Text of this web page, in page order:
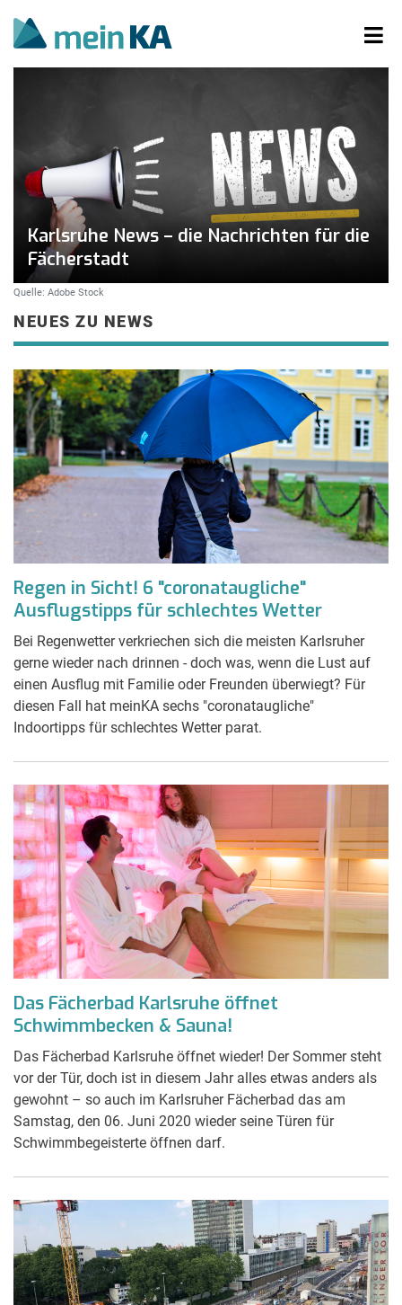
Karlsruhe News – die Nachrichten für die
Fächerstadt
Quelle: Adobe Stock
NEUES ZU NEWS
Regen in Sicht! 6 "coronataugliche"
Ausflugstipps für schlechtes Wetter
Bei Regenwetter verkriechen sich die meisten Karlsruher
gerne wieder nach drinnen - doch was, wenn die Lust auf
einen Ausflug mit Familie oder Freunden überwiegt? Für
diesen Fall hat meinKA sechs "coronataugliche"
Indoortipps für schlechtes Wetter parat.
Das Fächerbad Karlsruhe öffnet
Schwimmbecken & Sauna!
Das Fächerbad Karlsruhe öffnet wieder! Der Sommer steht
vor der Tür, doch ist in diesem Jahr alles etwas anders als
gewohnt – so auch im Karlsruher Fächerbad das am
Samstag, den 06. Juni 2020 wieder seine Türen für
Schwimmbegeisterte öffnen darf.